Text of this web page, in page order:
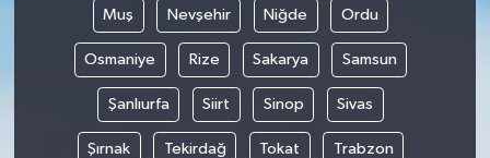
Muş Nevşehir Niğde Ordu
Osmaniye Rize Sakarya Samsun
Şanlıurfa Siirt Sinop Sivas
Şırnak Tekirdağ Tokat Trabzon